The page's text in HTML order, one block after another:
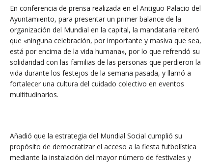
En conferencia de prensa realizada en el Antiguo Palacio del
Ayuntamiento, para presentar un primer balance de la
organización del Mundial en la capital, la mandataria reiteró
que «ninguna celebración, por importante y masiva que sea,
está por encima de la vida humana», por lo que refrendó su
solidaridad con las familias de las personas que perdieron la
vida durante los festejos de la semana pasada, y llamó a
fortalecer una cultura del cuidado colectivo en eventos
multitudinarios.
Añadió que la estrategia del Mundial Social cumplió su
propósito de democratizar el acceso a la fiesta futbolística
mediante la instalación del mayor número de festivales y